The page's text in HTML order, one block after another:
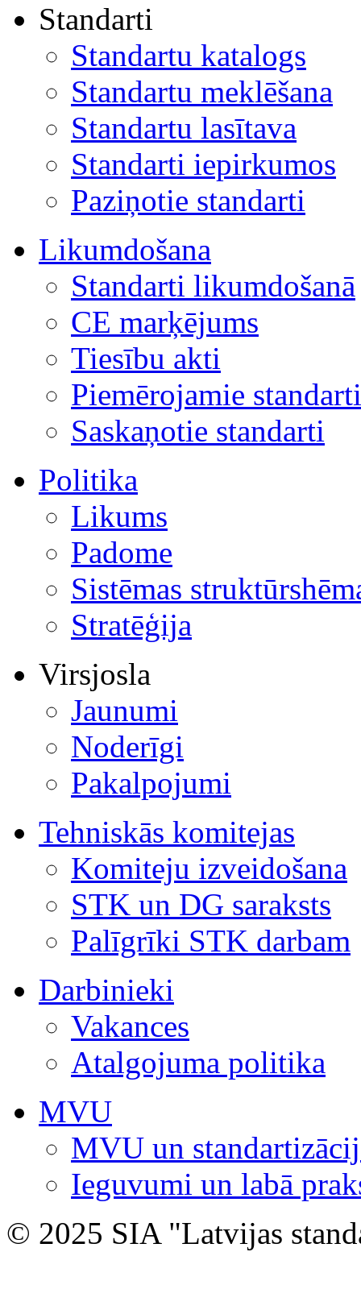
Standarti
Standartu katalogs
Standartu meklēšana
Standartu lasītava
Standarti iepirkumos
Paziņotie standarti
Likumdošana
Standarti likumdošanā
CE marķējums
Tiesību akti
Piemērojamie standarti
Saskaņotie standarti
Politika
Likums
Padome
Sistēmas
Stratēģija
Virsjosla
Jaunumi
Noderīgi
Pakalpojumi
Tehniskās komitejas
Komiteju izveidošana
STK un DG saraksts
Palīgrīki STK darbam
Darbinieki
Vakances
Atalgojuma politika
MVU
MVU un
Ieguvumi un labā
© 2025 SIA "Latvijas